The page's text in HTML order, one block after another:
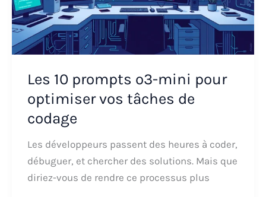
Les 10 prompts o3-mini pour
optimiser vos tâches de
codage
Les développeurs passent des heures à coder,
débuguer, et chercher des solutions. Mais que
diriez-vous de rendre ce processus plus